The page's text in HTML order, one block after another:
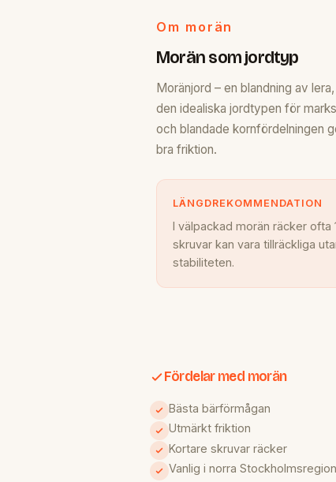
Om morän
Morän som jordtyp
Moränjord – en blandning av
den idealiska jordtypen för
och blandade kornfördelningen
bra friktion.
LÄNGDREKOMMENDATION
I välpackad morän räcker ofta
skruvar kan vara tillräckliga
stabiliteten.
Fördelar med morän
Bästa bärförmågan
Utmärkt friktion
Kortare skruvar räcker
Vanlig i norra